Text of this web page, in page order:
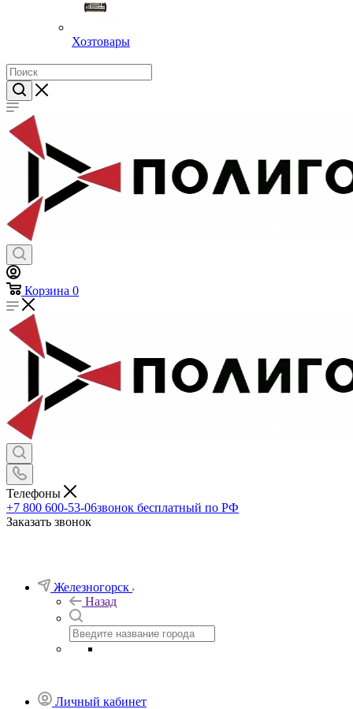
Хозтовары
Корзина 0
Телефоны
+7 800 600-53-06звонок бесплатный по РФ
Заказать звонок
Железногорск
Назад
Личный кабинет